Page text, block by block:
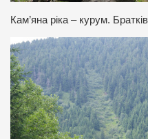
Кам’яна ріка – курум.